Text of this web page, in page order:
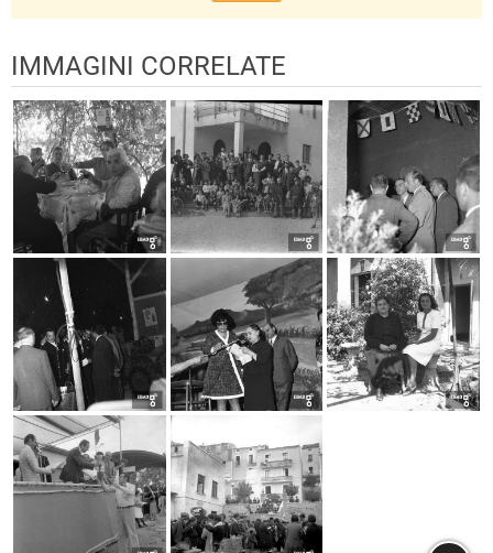
IMMAGINI CORRELATE